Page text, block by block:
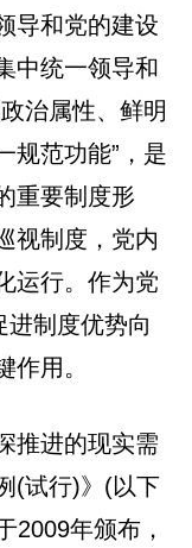
导和党的建设
中统一领导和
治属性、鲜明
规范功能”，是
重要制度形
视制度，党内
运行。作为党
进制度优势向
作用。
推进的现实需
(试行)》(以下
2009年颁布，